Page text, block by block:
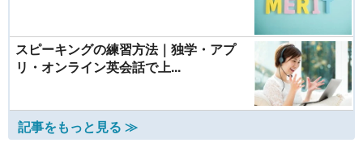
スピーキングの練習方法｜独学・アプ
リ・オンライン英会話で上...
記事をもっと見る ≫